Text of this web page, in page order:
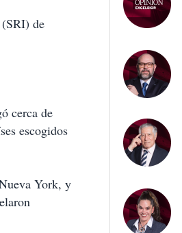
de
cerca de
escogidos
York, y